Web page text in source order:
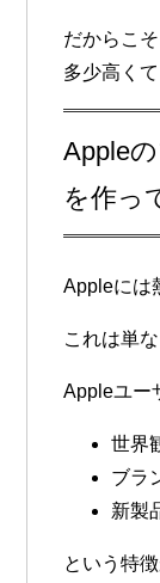
だからこそ
多少高く
Apple
を作っ
Appleには
これは単
Appleユー
世界
ブラ
新製
という特